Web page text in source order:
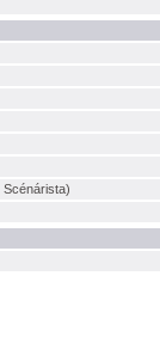
Scénárista)